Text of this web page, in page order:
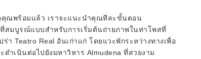
คุณพร้อมแล้ว เราจะแนะนำคุณทีละขั้นตอน
สมบูรณ์แบบสำหรับการเริ่มต้นถ่ายภาพในท่าโพสที่
า Teatro Real อันเก่าแก่ โดยแวะพักระหว่างทางเพื่อ
ำเนินต่อไปยังมหาวิหาร Almudena ที่สวยงาม